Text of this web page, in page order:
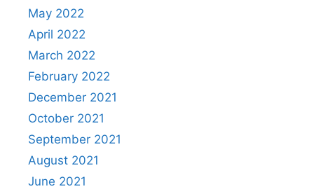
May 2022
April 2022
March 2022
February 2022
December 2021
October 2021
September 2021
August 2021
June 2021